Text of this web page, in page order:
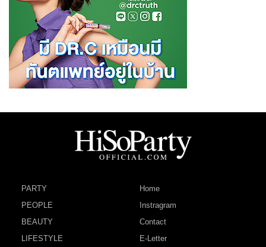
PARTY
PEOPLE
BEAUTY
LIFESTYLE
Home
Instragram
Contact
E-Letter